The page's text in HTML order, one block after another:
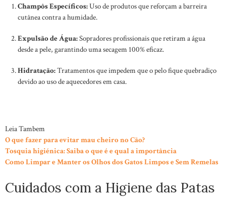
Champôs Específicos:Uso de produtos que reforçam a barreira
cutânea contra a humidade.
Expulsão de Água:Sopradores profissionais que retiram a água
desde a pele, garantindo uma secagem 100% eficaz.
Hidratação:Tratamentos que impedem que o pelo fique quebradiço
devido ao uso de aquecedores em casa.
Leia Tambem
O que fazer para evitar mau cheiro no Cão?
Tosquia higiénica: Saiba o que é e qual a importância
Como Limpar e Manter os Olhos dos Gatos Limpos e Sem Remelas
Cuidados com a Higiene das Patas